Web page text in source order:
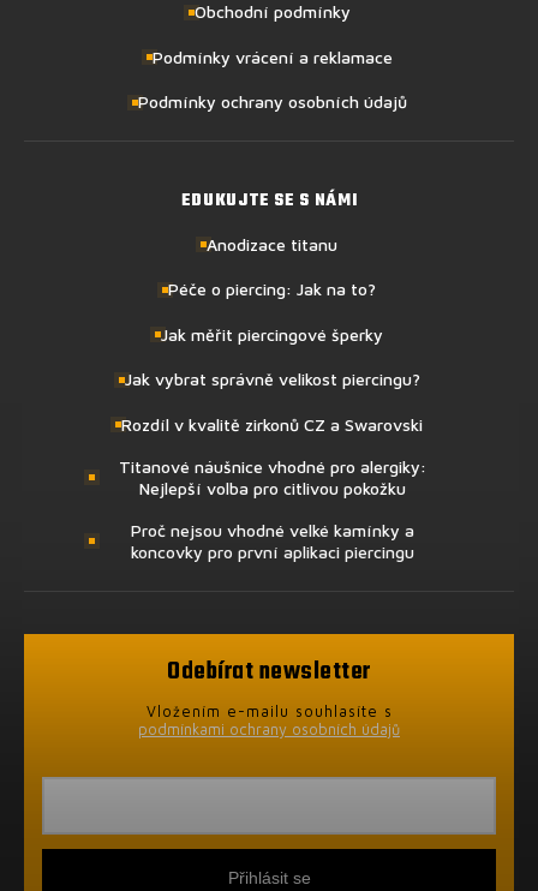
Obchodní podmínky
Podmínky vrácení a reklamace
Podmínky ochrany osobních údajů
EDUKUJTE SE S NÁMI
Anodizace titanu
Péče o piercing: Jak na to?
Jak měřit piercingové šperky
Jak vybrat správně velikost piercingu?
Rozdíl v kvalitě zirkonů CZ a Swarovski
Titanové náušnice vhodné pro alergiky:
Nejlepší volba pro citlivou pokožku
Proč nejsou vhodné velké kamínky a
koncovky pro první aplikaci piercingu
Odebírat newsletter
Vložením e-mailu souhlasíte s
podmínkami ochrany osobních údajů
Přihlásit se